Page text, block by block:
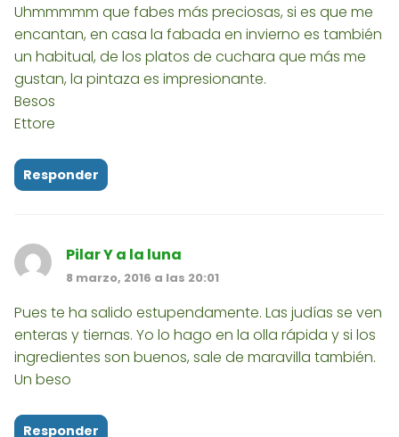
Uhmmmmm que fabes más preciosas, si es que me
encantan, en casa la fabada en invierno es también
un habitual, de los platos de cuchara que más me
gustan, la pintaza es impresionante.
Besos
Ettore
Responder
Pilar Y a la luna
8 marzo, 2016 a las 20:01
Pues te ha salido estupendamente. Las judías se ven
enteras y tiernas. Yo lo hago en la olla rápida y si los
ingredientes son buenos, sale de maravilla también.
Un beso
Responder